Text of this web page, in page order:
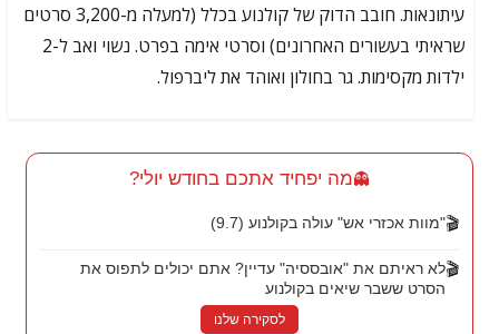
עיתונאות. חובב הדוק של קולנוע בכלל (למעלה מ-3,200 סרטים
שראיתי בעשורים האחרונים) וסרטי אימה בפרט. נשוי ואב ל-2
ילדות מקסימות. גר בחולון ואוהד את ליברפול.
👻מה יפחיד אתכם בחודש יולי?
🎬"מוות אכזרי אש" עולה בקולנוע (9.7)
🎬לא ראיתם את "אובססיה" עדיין? אתם יכולים לתפוס את
הסרט ששבר שיאים בקולנוע
לסקירה שלנו